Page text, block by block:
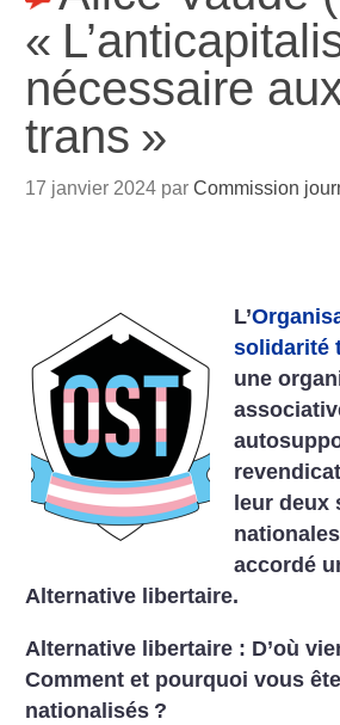
«
nécessaire
trans »
17 janvier 2024 parCommission
L’
solidarité
une
leur deux
accordé
Alternative libertaire.
Alternative libertaire : D’où
Comment et pourquoi vous
nationalisés ?